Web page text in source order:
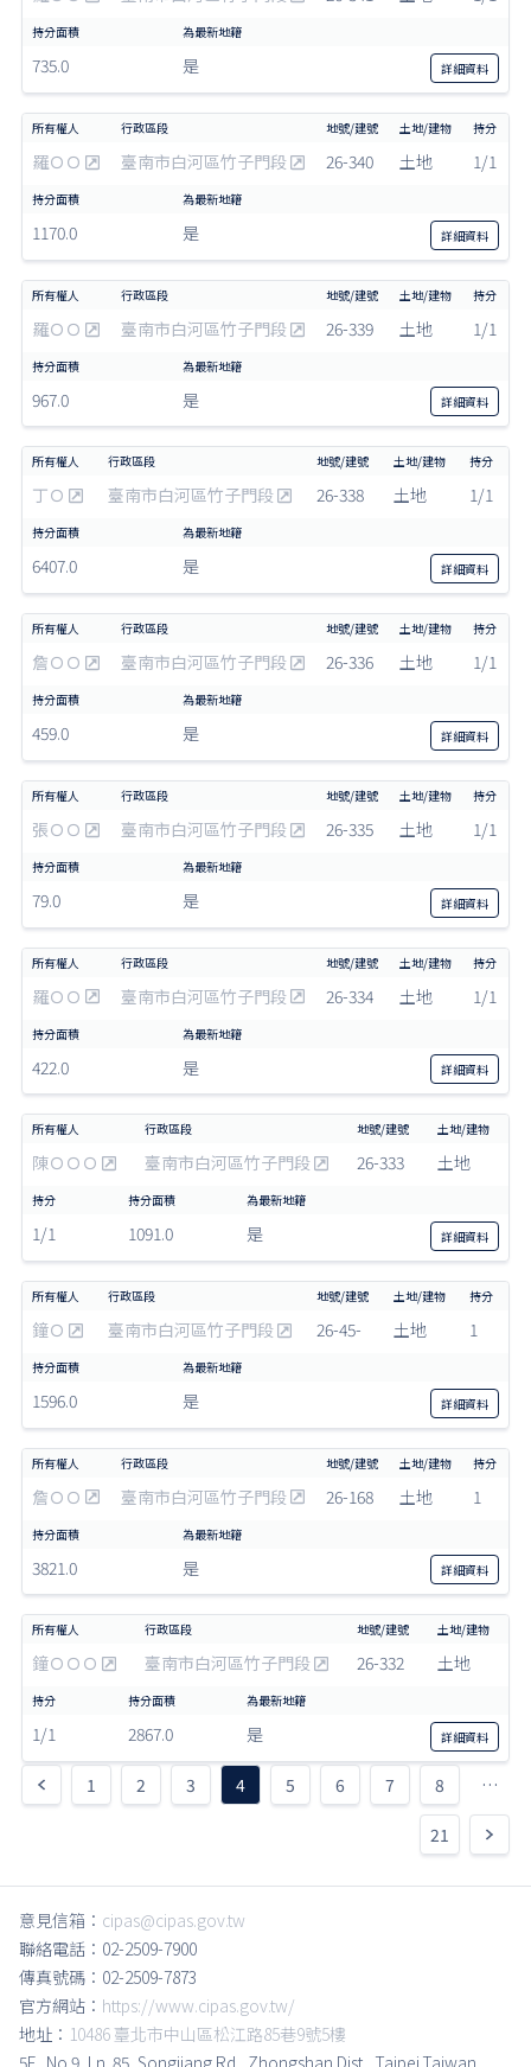
735.0 是 詳細資料
羅ＯＯ 臺南市白河區竹子門段 26-340 土地 1/1
1170.0 是 詳細資料
羅ＯＯ 臺南市白河區竹子門段 26-339 土地 1/1
967.0 是 詳細資料
丁Ｏ 臺南市白河區竹子門段 26-338 土地 1/1
6407.0 是 詳細資料
詹ＯＯ 臺南市白河區竹子門段 26-336 土地 1/1
459.0 是 詳細資料
張ＯＯ 臺南市白河區竹子門段 26-335 土地 1/1
79.0 是 詳細資料
羅ＯＯ 臺南市白河區竹子門段 26-334 土地 1/1
422.0 是 詳細資料
陳ＯＯＯ 臺南市白河區竹子門段 26-333 土地
1/1 1091.0 是 詳細資料
鐘Ｏ 臺南市白河區竹子門段 26-45- 土地 1
1596.0 是 詳細資料
詹ＯＯ 臺南市白河區竹子門段 26-168 土地 1
3821.0 是 詳細資料
鐘ＯＯＯ 臺南市白河區竹子門段 26-332 土地
1/1 2867.0 是 詳細資料
1 2 3 4 5 6 7 8 …
21
意見信箱： cipas@cipas.gov.tw
聯絡電話：02-2509-7900
傳真號碼：02-2509-7873
官方網站： https://www.cipas.gov.tw/
地址： 10486 臺北市中山區松江路85巷9號5樓
5F., No.9, Ln. 85, Songjiang Rd., Zhongshan Dist., Taipei,Taiwan,